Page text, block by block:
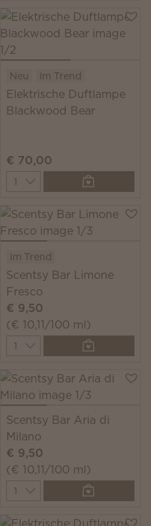
Neu Im Trend
Elektrische Duftlampe
Blackwood Bear
€ 70,00
Quantity
Im Trend
Scentsy Bar Limone
Fresco
€ 9,50
(€ 10,11/100 ml)
Quantity
Scentsy Bar Aria di
Milano
€ 9,50
(€ 10,11/100 ml)
Quantity